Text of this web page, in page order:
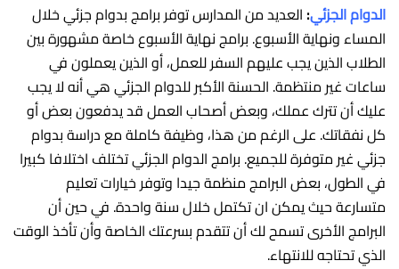
الدوام الجزئي: العديد من المدارس توفر برامج بدوام جزئي خلال
المساء ونهاية الأسبوع. برامج نهاية الأسبوع خاصة مشهورة بين
الطلاب الذين يجب عليهم السفر للعمل، أو الذين يعملون في
ساعات غير منتظمة. الحسنة الأكبر للدوام الجزئي هي أنه لا يجب
عليك أن تترك عملك، وبعض أصحاب العمل قد يدفعون بعض أو
كل نفقاتك. على الرغم من هذا، وظيفة كاملة مع دراسة بدوام
جزئي غير متوفرة للجميع. برامج الدوام الجزئي تختلف اختلافا كبيرا
في الطول، بعض البرامج منظمة جيدا وتوفر خيارات تعليم
متسارعة حيث يمكن ان تكتمل خلال سنة واحدة. في حين أن
البرامج الأخرى تسمح لك أن تتقدم بسرعتك الخاصة وأن تأخذ الوقت
الذي تحتاجه للانتهاء.